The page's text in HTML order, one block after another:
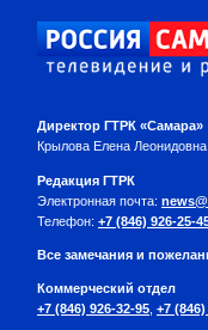
Директор ГТРК «Самара»
Крылова Елена Леонидовна
Редакция ГТРК
Электронная почта:
Телефон: +7 (846) 926-25-
Все замечания и
Коммерческий отдел
+7 (846) 926-32-95 +7